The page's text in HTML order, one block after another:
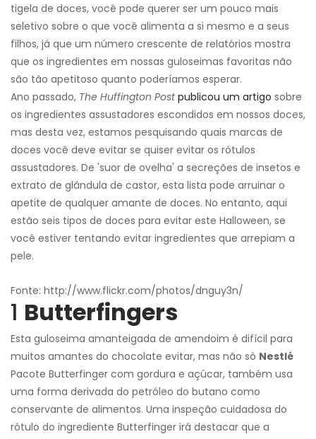
tigela de doces, você pode querer ser um pouco mais
seletivo sobre o que você alimenta a si mesmo e a seus
filhos, já que um número crescente de relatórios mostra
que os ingredientes em nossas guloseimas favoritas não
são tão apetitoso quanto poderíamos esperar.
Ano passado, The Huffington Post publicou um artigo sobre
os ingredientes assustadores escondidos em nossos doces,
mas desta vez, estamos pesquisando quais marcas de
doces você deve evitar se quiser evitar os rótulos
assustadores. De 'suor de ovelha' a secreções de insetos e
extrato de glândula de castor, esta lista pode arruinar o
apetite de qualquer amante de doces. No entanto, aqui
estão seis tipos de doces para evitar este Halloween, se
você estiver tentando evitar ingredientes que arrepiam a
pele.
Fonte: http://www.flickr.com/photos/dnguy3n/
1 Butterfingers
Esta guloseima amanteigada de amendoim é difícil para
muitos amantes do chocolate evitar, mas não só Nestlé
Pacote Butterfinger com gordura e açúcar, também usa
uma forma derivada do petróleo do butano como
conservante de alimentos. Uma inspeção cuidadosa do
rótulo do ingrediente Butterfinger irá destacar que a